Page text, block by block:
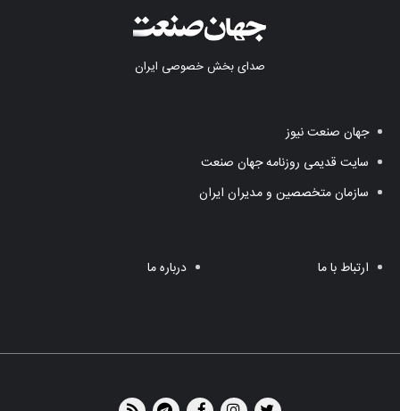
صدای بخش خصوصی ایران
جهان صنعت نیوز
سایت قدیمی روزنامه جهان صنعت
سازمان متخصصین و مدیران ایران
ارتباط با ما درباره ما